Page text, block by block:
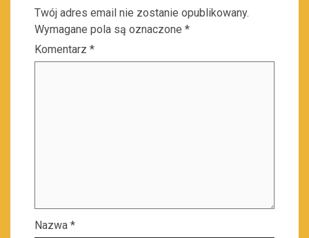
Twój adres email nie zostanie opublikowany.
Wymagane pola są oznaczone *
Komentarz *
Nazwa *